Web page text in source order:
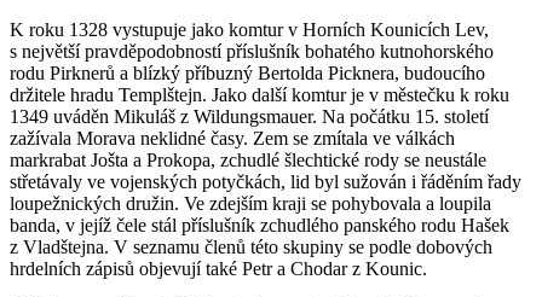
K roku 1328 vystupuje jako komtur v Horních Kounicích Lev,
s největší pravděpodobností příslušník bohatého kutnohorského
rodu Pirknerů a blízký příbuzný Bertolda Picknera, budoucího
držitele hradu Templštejn. Jako další komtur je v městečku k roku
1349 uváděn Mikuláš z Wildungsmauer. Na počátku 15. století
zažívala Morava neklidné časy. Zem se zmítala ve válkách
markrabat Jošta a Prokopa, zchudlé šlechtické rody se neustále
střetávaly ve vojenských potyčkách, lid byl sužován i řáděním řady
loupežnických družin. Ve zdejším kraji se pohybovala a loupila
banda, v jejíž čele stál příslušník zchudlého panského rodu Hašek
z Vladštejna. V seznamu členů této skupiny se podle dobových
hrdelních zápisů objevují také Petr a Chodar z Kounic.